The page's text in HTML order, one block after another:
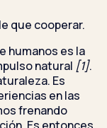
que cooperar.
humanos es la
natural [1].
Es
en las
frenando